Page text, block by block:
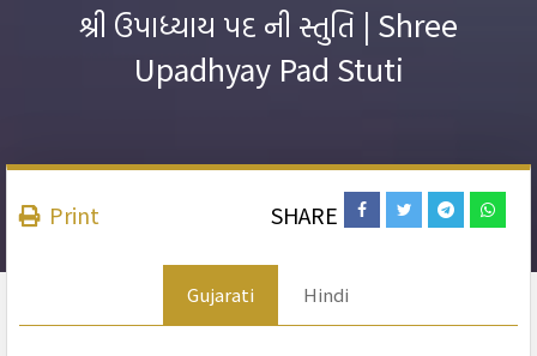
શ્રી ઉપાધ્યાય પદ ની સ્તુતિ | Shree
Upadhyay Pad Stuti
Print SHARE
Gujarati Hindi